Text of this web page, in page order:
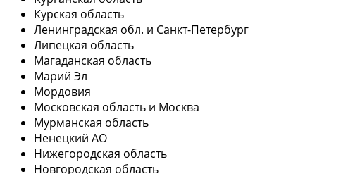
Курская область
Ленинградская обл. и Санкт-Петербург
Липецкая область
Магаданская область
Марий Эл
Мордовия
Московская область и Москва
Мурманская область
Ненецкий АО
Нижегородская область
Новгородская область